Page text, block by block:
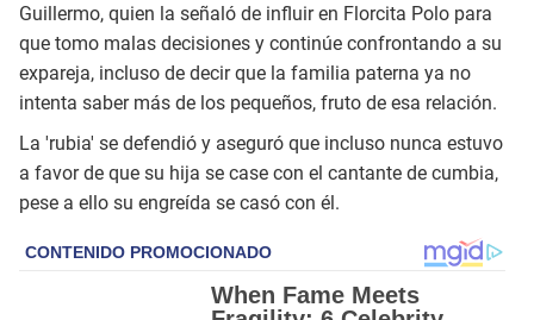
Guillermo, quien la señaló de influir en Florcita Polo para
que tomo malas decisiones y continúe confrontando a su
expareja, incluso de decir que la familia paterna ya no
intenta saber más de los pequeños, fruto de esa relación.
La 'rubia' se defendió y aseguró que incluso nunca estuvo
a favor de que su hija se case con el cantante de cumbia,
pese a ello su engreída se casó con él.